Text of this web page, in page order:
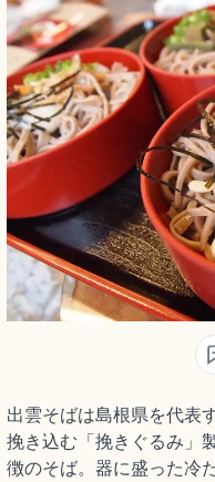
出雲そばは島根県を代表
挽き込む「挽きぐるみ」
徴のそば。器に盛った冷